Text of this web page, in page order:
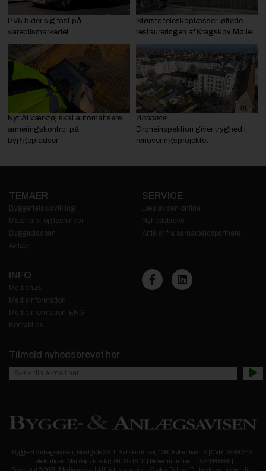
PV5 bider sig fast på
varebilsmarkedet
Største teleskoplæsser løftede
restaureringen af Kragskov Mølle
Nyt AI værktøj skal automatisere
armeringskontrol på
byggepladser
Annonce
Droneinspektion giver tryghed i
renoveringsprojektet
TEMAER
Byggeriets udvikling
Materialer og løsninger
Byggepladsen
Anlæg
SERVICE
Læs avisen online
Nyhedsbreve
Artikler fra samarbejdspartnere
INFO
Mediehus
Medieinformation
Mediainformation-ENG
Kontakt os
Tilmeld nyhedsbrevet her
Bygge- & Anlægsavisen, Bredgade 36. 1. Sal - Forhuset, 1260 København K | CVR: 28890346 |
Telefontider: Mandag - Fredag: 09.00 - 16.00 | Hovednummer: +45 3344 5555 |